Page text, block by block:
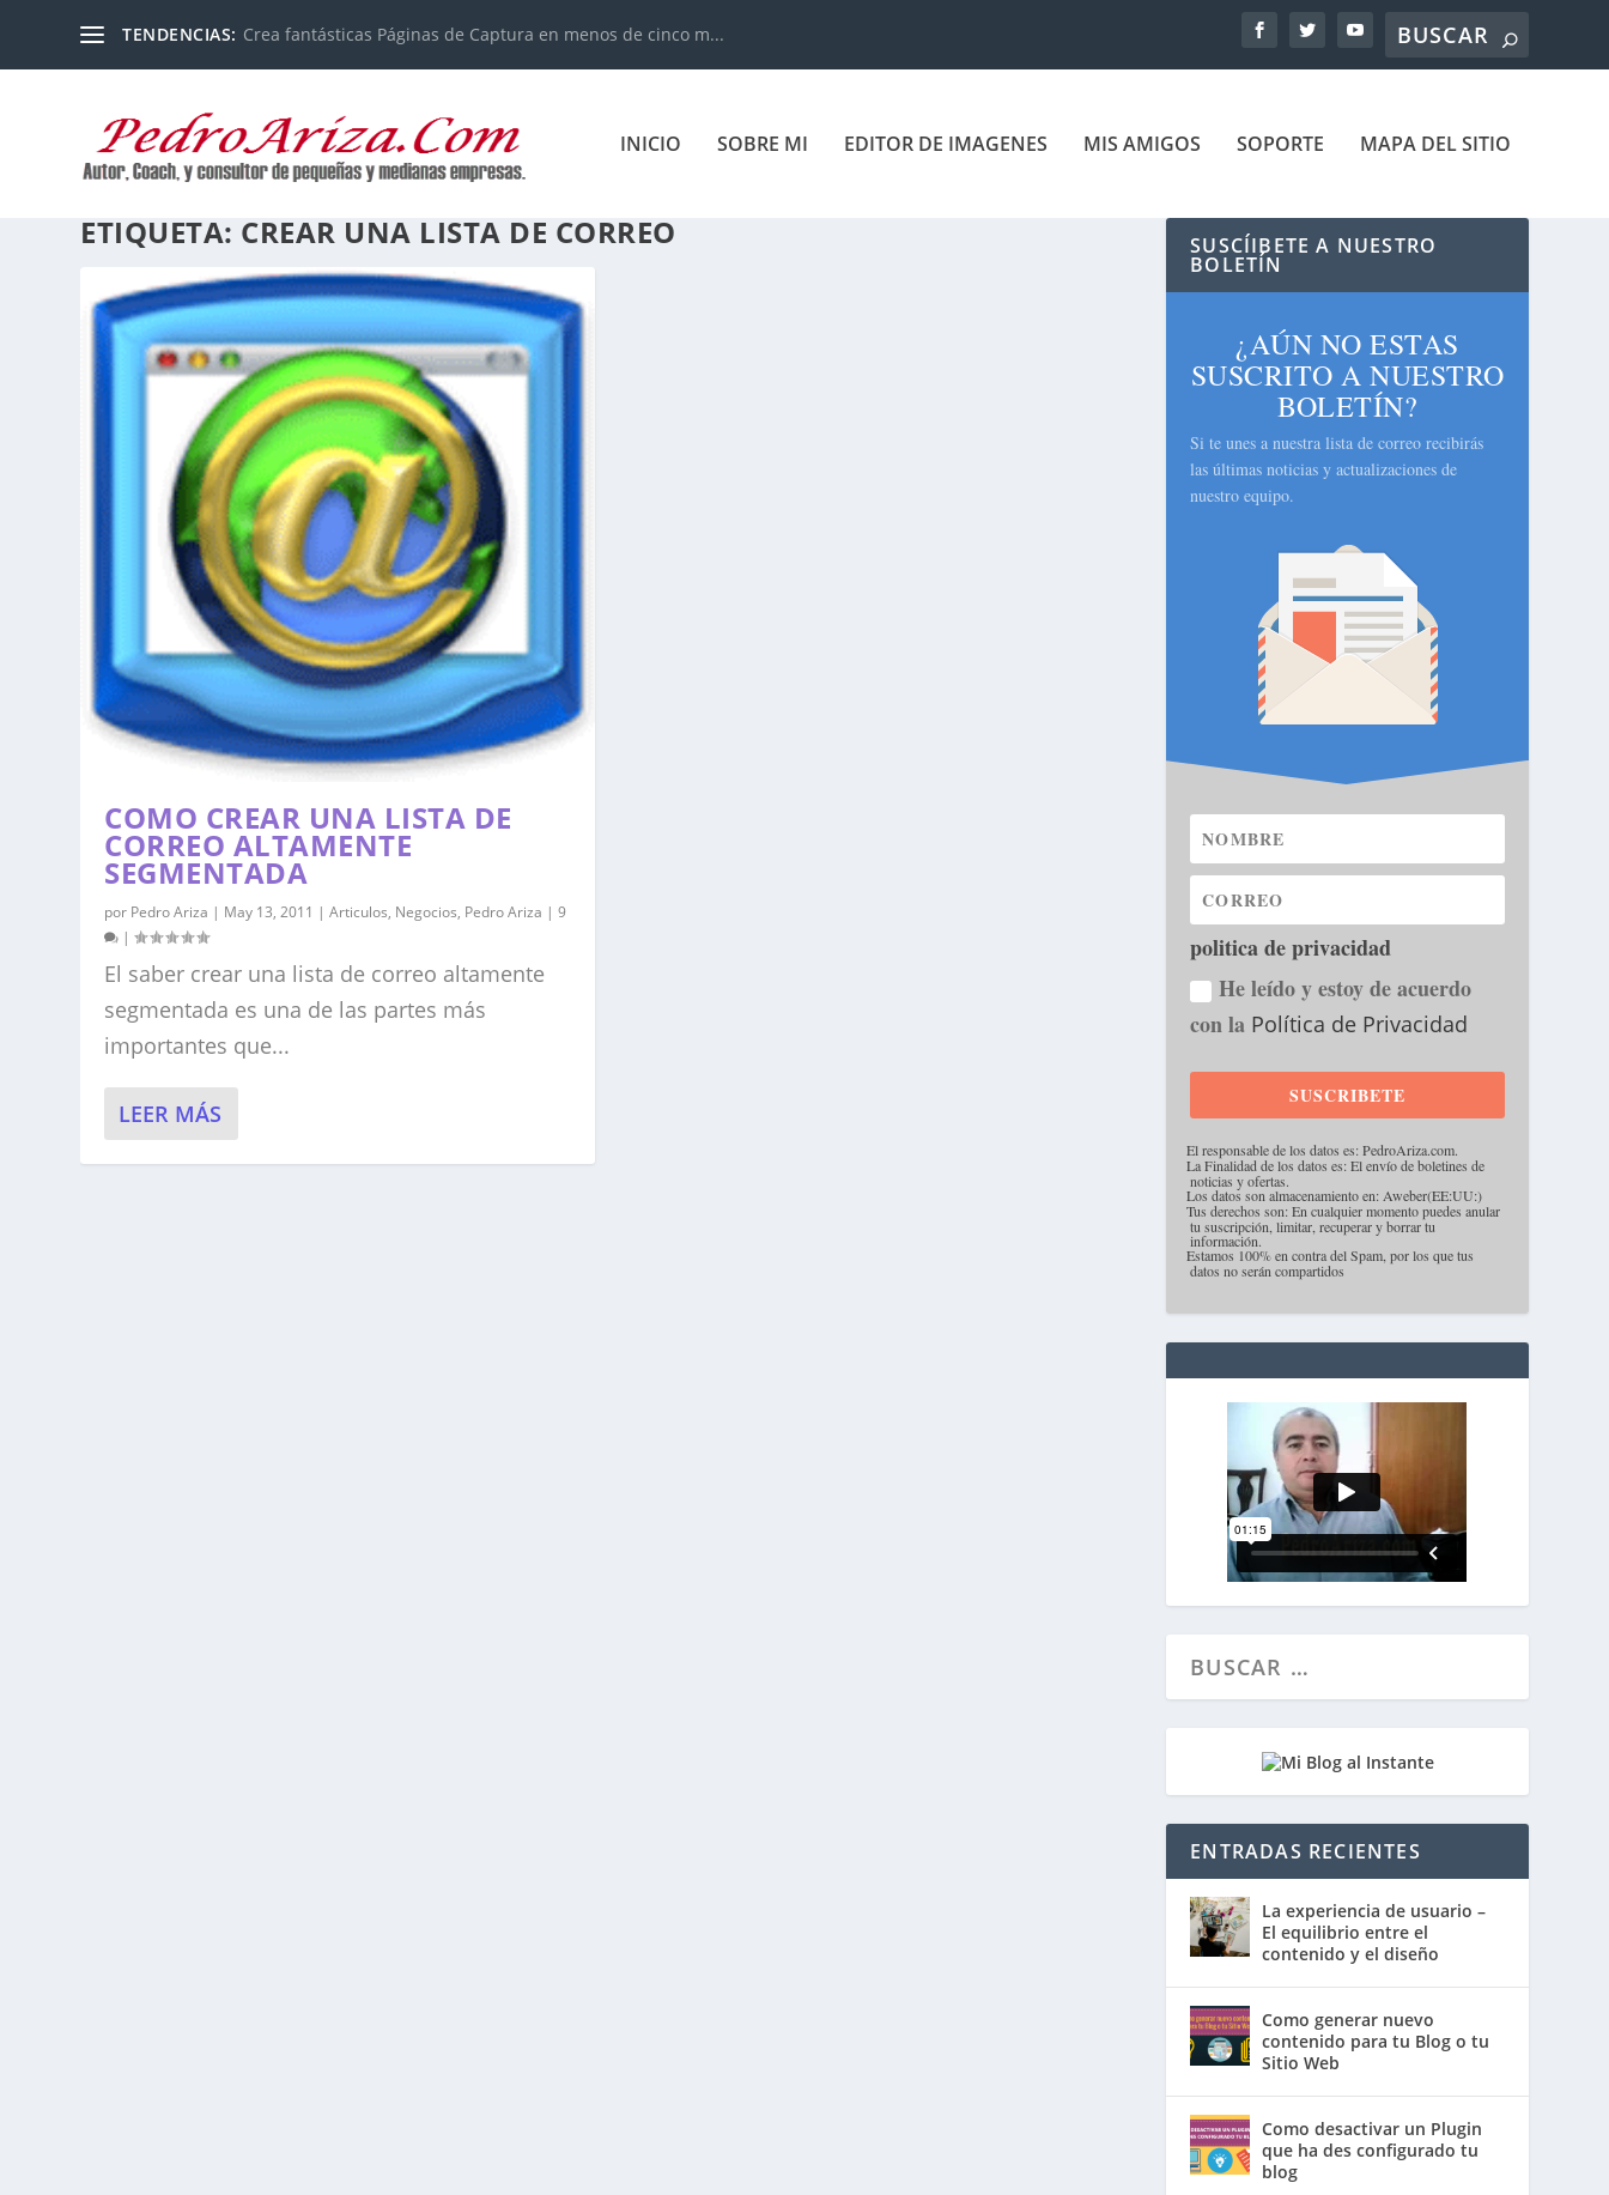
TENDENCIAS: Crea fantásticas Páginas de Captura en menos de cinco m...
INICIO SOBRE MI EDITOR DE IMAGENES MIS AMIGOS SOPORTE MAPA DEL SITIO
ETIQUETA: CREAR UNA LISTA DE CORREO
COMO CREAR UNA LISTA DE
CORREO ALTAMENTE
SEGMENTADA
por Pedro Ariza | May 13, 2011 |Articulos, Negocios, Pedro Ariza |9
|
El saber crear una lista de correo altamente
segmentada es una de las partes más
importantes que...
LEER MÁS
SUSCÍIBETE A NUESTRO
BOLETÍN
¿AÚN NO ESTAS
SUSCRITO A NUESTRO
BOLETÍN?
Si te unes a nuestra lista de correo recibirás
las últimas noticias y actualizaciones de
nuestro equipo.
politica de privacidad
He leído y estoy de acuerdo
con la Política de Privacidad
SUSCRIBETE
El responsable de los datos es: PedroAriza.com.
La Finalidad de los datos es: El envío de boletines de
noticias y ofertas.
Los datos son almacenamiento en: Aweber(EE:UU:)
Tus derechos son: En cualquier momento puedes anular
tu suscripción, limitar, recuperar y borrar tu
información.
Estamos 100% en contra del Spam, por los que tus
datos no serán compartidos
ENTRADAS RECIENTES
La experiencia de usuario –
El equilibrio entre el
contenido y el diseño
Como generar nuevo
contenido para tu Blog o tu
Sitio Web
Como desactivar un Plugin
que ha des configurado tu
blog